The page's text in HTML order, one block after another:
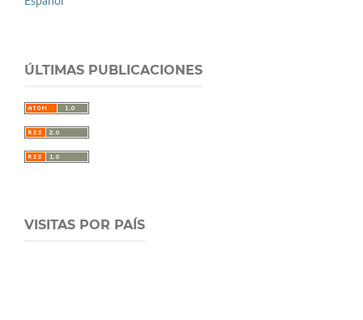
ÚLTIMAS PUBLICACIONES
VISITAS POR PAÍS